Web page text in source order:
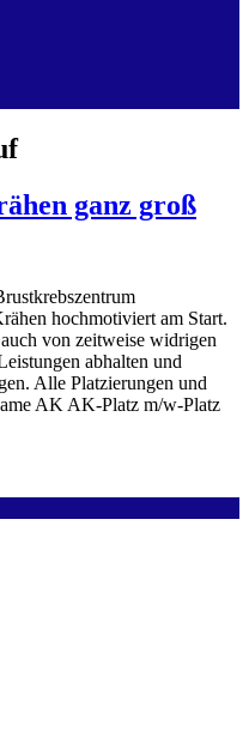
ganz groß
hochmotiviert am Start.
von zeitweise widrigen
abhalten und
Alle Platzierungen und
AK AK-Platz m/w-Platz